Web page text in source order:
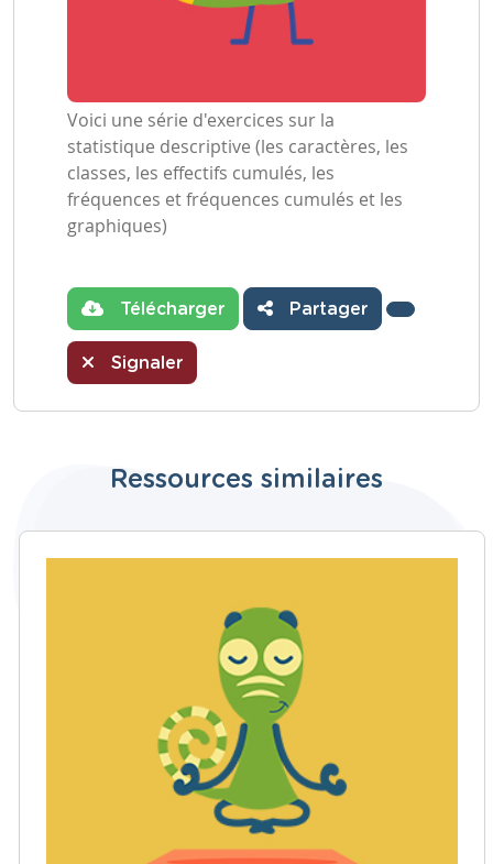
Voici une série d'exercices sur la
statistique descriptive (les caractères, les
classes, les effectifs cumulés, les
fréquences et fréquences cumulés et les
graphiques)
Télécharger Partager
Signaler
Ressources similaires